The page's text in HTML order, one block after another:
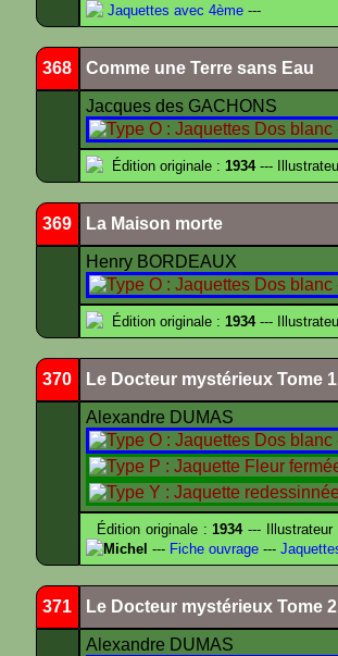
Jaquettes avec 4ème ---
368 Comme une Terre sans Eau
Jacques des GACHONS
Édition originale : 1934---
369 La Maison morte
Henry BORDEAUX
Édition originale : 1934---
370 Le Docteur mystérieux Tome 1
Alexandre DUMAS
Édition originale :1934--- Illustrateur
Michel --- Fiche ouvrage ---
371 Le Docteur mystérieux Tome 2
Alexandre DUMAS